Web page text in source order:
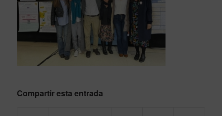
Compartir esta entrada